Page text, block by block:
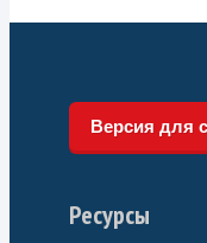
Версия для
Ресурсы